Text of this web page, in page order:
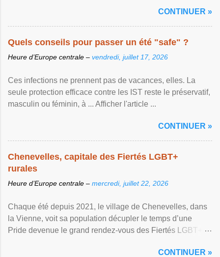
CONTINUER »
Quels conseils pour passer un été "safe" ?
Heure d’Europe centrale – vendredi, juillet 17, 2026
Ces infections ne prennent pas de vacances, elles. La
seule protection efficace contre les IST reste le préservatif,
masculin ou féminin, à ... Afficher l'article ...
CONTINUER »
Chenevelles, capitale des Fiertés LGBT+
rurales
Heure d’Europe centrale – mercredi, juillet 22, 2026
Chaque été depuis 2021, le village de Chenevelles, dans
la Vienne, voit sa population décupler le temps d’une
Pride devenue le grand rendez-vous des Fiertés LGBT+
CONTINUER »